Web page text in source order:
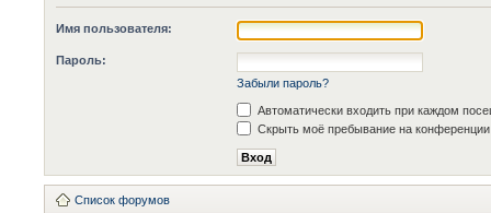
Имя пользователя:
Пароль:
Забыли пароль?
Автоматически входить при каждом
Скрыть моё пребывание на конференции
Список форумов